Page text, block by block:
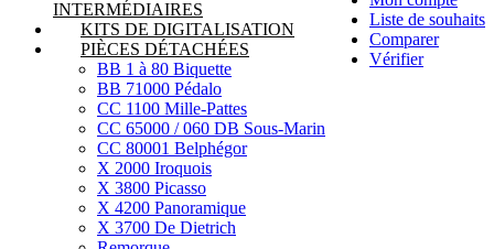
Liste de souhaits
Comparer
Vérifier
INTERMÉDIAIRES
KITS DE DIGITALISATION
PIÈCES DÉTACHÉES
BB 1 à 80 Biquette
BB 71000 Pédalo
CC 1100 Mille-Pattes
CC 65000 / 060 DB Sous-Marin
CC 80001 Belphégor
X 2000 Iroquois
X 3800 Picasso
X 4200 Panoramique
X 3700 De Dietrich